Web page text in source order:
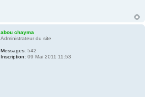
abou chayma
Administrateur du site
Messages: 542
Inscription: 09 Mai 2011 11:53